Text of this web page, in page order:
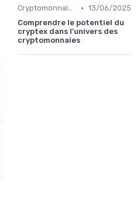
Cryptomonnaies populaires • 13/06/2025
Comprendre le potentiel du
cryptex dans l'univers des
cryptomonnaies